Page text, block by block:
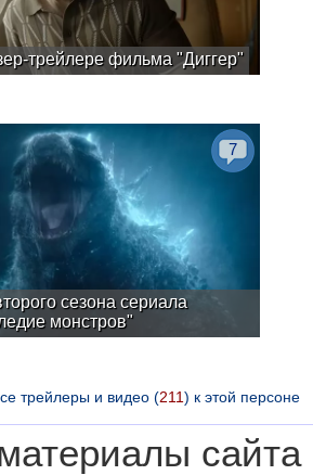
трейлере фильма "Диггер"
сезона сериала
монстров"
7
трейлеры и видео (211) к этой персоне
сайта